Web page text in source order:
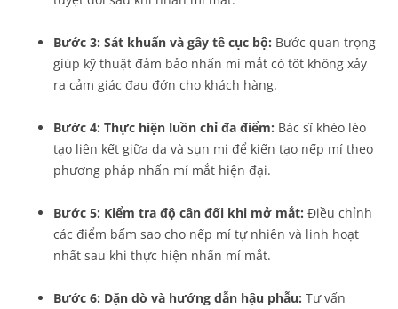
Bước 3: Sát khuẩn và gây tê cục bộ: Bước quan trọng
giúp kỹ thuật đảm bảo nhấn mí mắt có tốt không xảy
ra cảm giác đau đớn cho khách hàng.
Bước 4: Thực hiện luồn chỉ đa điểm: Bác sĩ khéo léo
tạo liên kết giữa da và sụn mi để kiến tạo nếp mí theo
phương pháp nhấn mí mắt hiện đại.
Bước 5: Kiểm tra độ cân đối khi mở mắt: Điều chỉnh
các điểm bấm sao cho nếp mí tự nhiên và linh hoạt
nhất sau khi thực hiện nhấn mí mắt.
Bước 6: Dặn dò và hướng dẫn hậu phẫu: Tư vấn